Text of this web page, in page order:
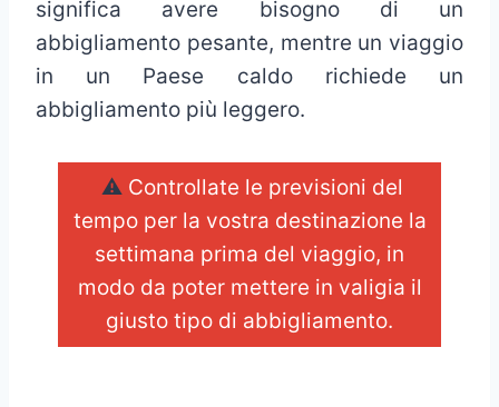
significa avere bisogno di un
abbigliamento pesante, mentre un viaggio
in un Paese caldo richiede un
abbigliamento più leggero.
⚠️ Controllate le previsioni del
tempo per la vostra destinazione la
settimana prima del viaggio, in
modo da poter mettere in valigia il
giusto tipo di abbigliamento.